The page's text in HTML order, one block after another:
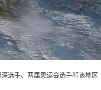
选手、两届奥运会选手和该地区